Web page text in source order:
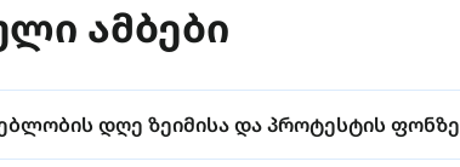
ამბები
დღე ზეიმისა და პროტესტის ფონზე